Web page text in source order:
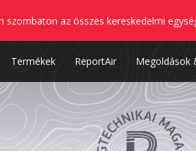
szombaton az összes kereskedelmi
Termékek ReportAir Megoldások